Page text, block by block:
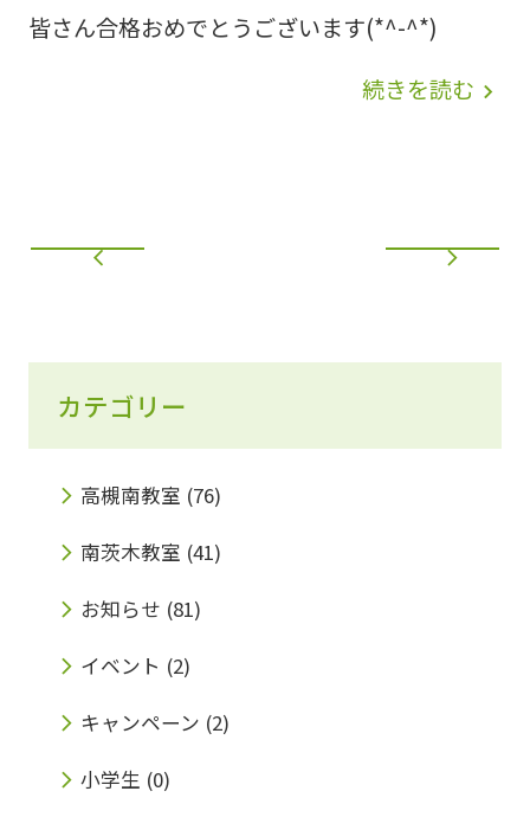
皆さん合格おめでとうございます(*^-^*)
続きを読む navigate_next
カテゴリー
高槻南教室 (76)
南茨木教室 (41)
お知らせ (81)
イベント (2)
キャンペーン (2)
小学生 (0)